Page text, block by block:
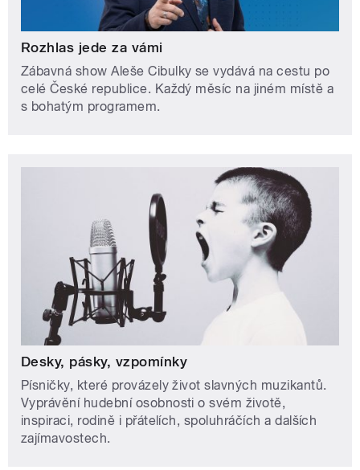
Rozhlas jede za vámi
Zábavná show Aleše Cibulky se vydává na cestu po
celé České republice. Každý měsíc na jiném místě a
s bohatým programem.
Desky, pásky, vzpomínky
Písničky, které provázely život slavných muzikantů.
Vyprávění hudební osobnosti o svém životě,
inspiraci, rodině i přátelích, spoluhráčích a dalších
zajímavostech.